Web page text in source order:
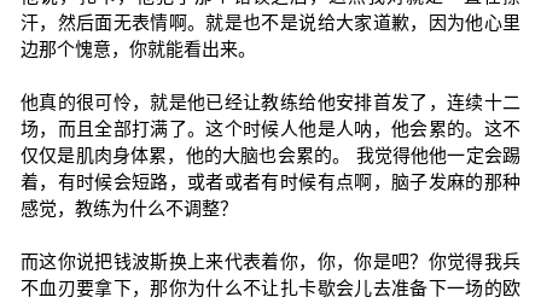
汗，然后面无表情啊。就是也不是说给大家道歉，因为他心里
边那个愧意，你就能看出来。
他真的很可怜，就是他已经让教练给他安排首发了，连续十二
场，而且全部打满了。这个时候人他是人呐，他会累的。这不
仅仅是肌肉身体累，他的大脑也会累的。 我觉得他他一定会踢
着，有时候会短路，或者或者有时候有点啊，脑子发麻的那种
感觉，教练为什么不调整？
而这你说把钱波斯换上来代表着你，你，你是吧？你觉得我兵
不血刃要拿下，那你为什么不让扎卡歇会儿去准备下一场的欧